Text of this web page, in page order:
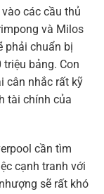
các cầu thủ
và Milos
phải chuẩn bị
bảng. Con
cân nhắc rất kỹ
tài chính của
cần tìm
cạnh tranh với
sẽ rất khó